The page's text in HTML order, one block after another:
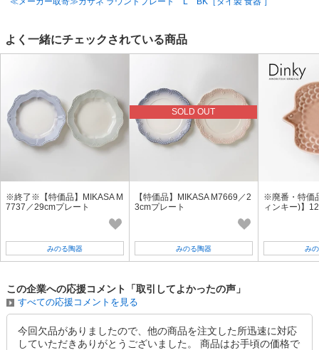
よく一緒にチェックされている商品
※終了※【特価品】MIKASA M
7737／29cmプレート
みのる陶器
SOLD OUT
【特価品】MIKASA M7669／2
3cmプレート
みのる陶器
※廃番・特価
ィンキー)】
み
この企業への応援コメント「取引してよかったの声」
すべての応援コメントを見る
今回欠品がありましたので、他の商品を注文した所迅速に対応
していただきありがとうございました。 商品はお手頃の価格で